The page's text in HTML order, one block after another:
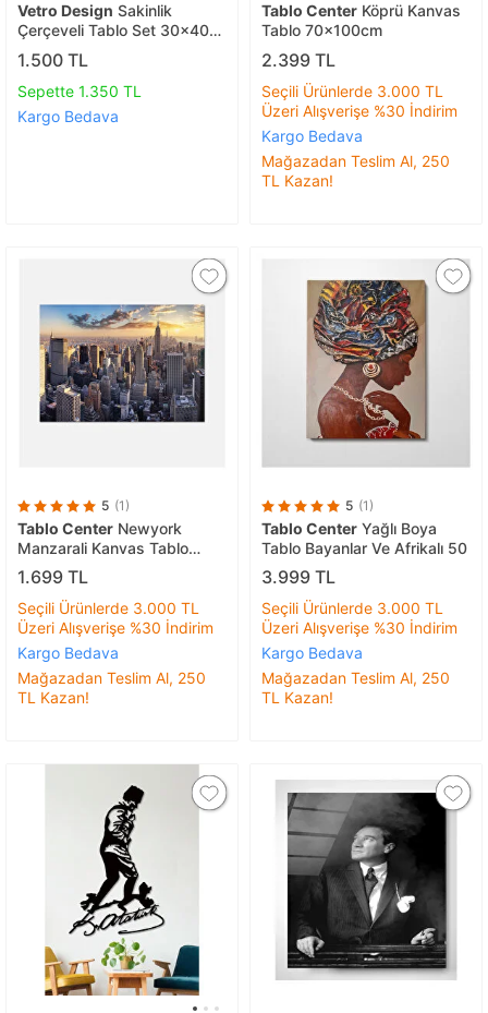
Vetro Design Sakinlik
Çerçeveli Tablo Set 30x40
Cm
1.500 TL
Sepette 1.350 TL
Kargo Bedava
Tablo Center Köprü Kanvas
Tablo 70x100cm
2.399 TL
Seçili Ürünlerde 3.000 TL
Üzeri Alışverişe %30 İndirim
Kargo Bedava
Mağazadan Teslim Al, 250
TL Kazan!
5 (1)
Tablo Center Newyork
Manzarali Kanvas Tablo
70x100cm
1.699 TL
Seçili Ürünlerde 3.000 TL
Üzeri Alışverişe %30 İndirim
Kargo Bedava
Mağazadan Teslim Al, 250
TL Kazan!
5 (1)
Tablo Center Yağlı Boya
Tablo Bayanlar Ve Afrikalı 50
3.999 TL
Seçili Ürünlerde 3.000 TL
Üzeri Alışverişe %30 İndirim
Kargo Bedava
Mağazadan Teslim Al, 250
TL Kazan!